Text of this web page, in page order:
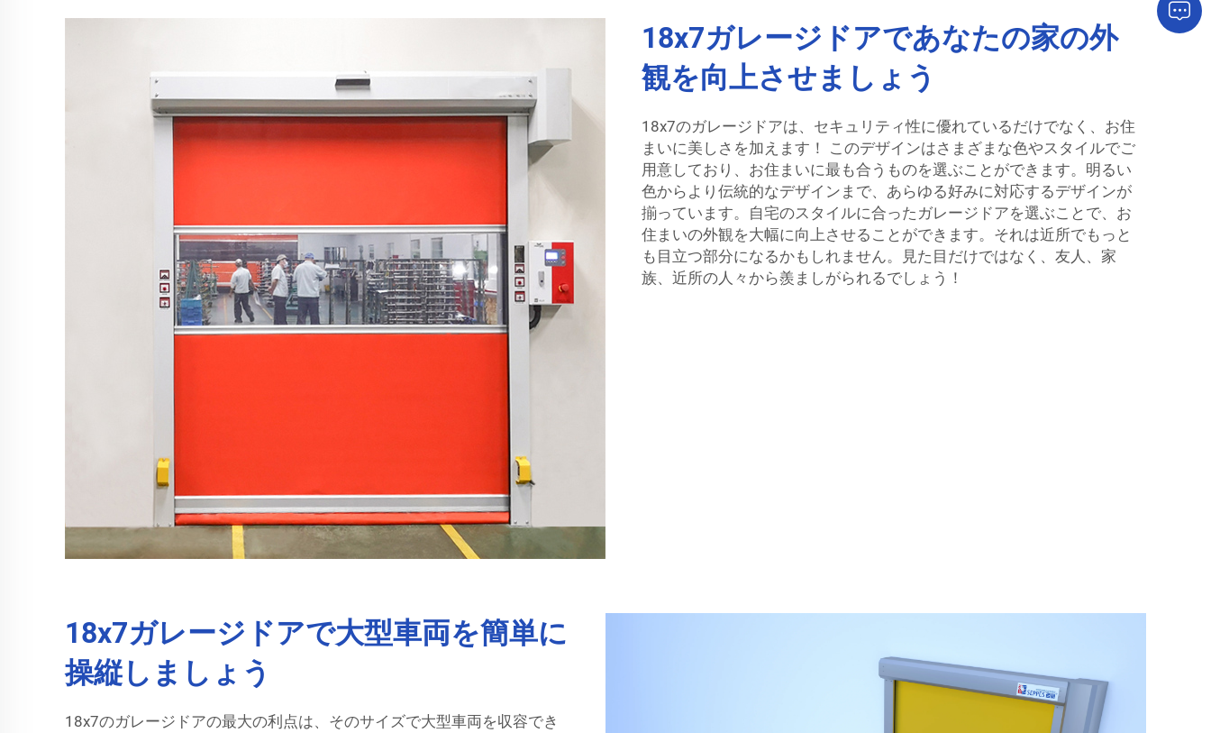
18x7ガレージドアであなたの家の外
観を向上させましょう
18x7のガレージドアは、セキュリティ性に優れているだけでなく、お住
まいに美しさを加えます！ このデザインはさまざまな色やスタイルでご
用意しており、お住まいに最も合うものを選ぶことができます。明るい
色からより伝統的なデザインまで、あらゆる好みに対応するデザインが
揃っています。自宅のスタイルに合ったガレージドアを選ぶことで、お
住まいの外観を大幅に向上させることができます。それは近所でもっと
も目立つ部分になるかもしれません。見た目だけではなく、友人、家
族、近所の人々から羨ましがられるでしょう！
18x7ガレージドアで大型車両を簡単に
操縦しましょう
18x7のガレージドアの最大の利点は、そのサイズで大型車両を収容でき